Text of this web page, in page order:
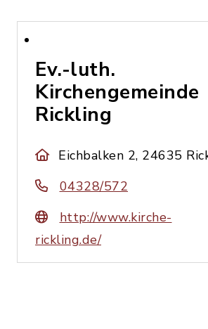
Ev.-luth.
Kirchengemeinde
Rickling
Eichbalken 2, 24635
04328/572
http://www.kirche-
rickling.de/